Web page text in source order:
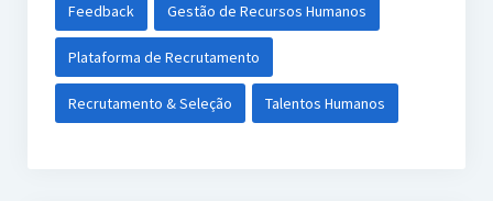
Feedback Gestão de Recursos Humanos
Plataforma de Recrutamento
Recrutamento & Seleção Talentos Humanos